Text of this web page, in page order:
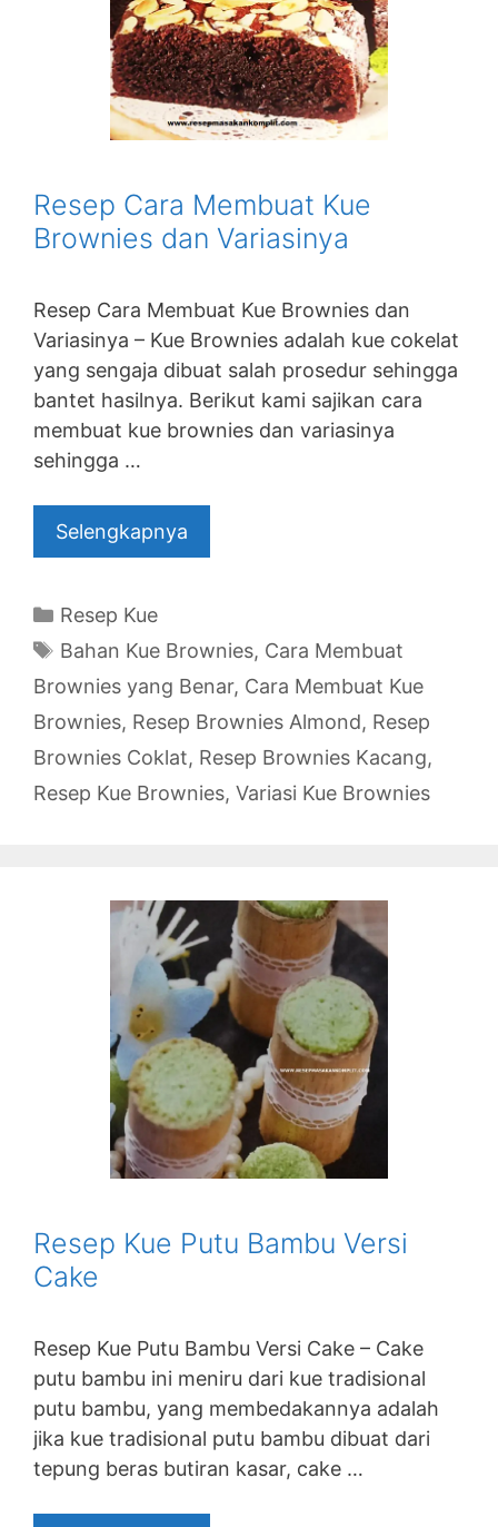
Resep Cara Membuat Kue
Brownies dan Variasinya
Resep Cara Membuat Kue Brownies dan
Variasinya – Kue Brownies adalah kue cokelat
yang sengaja dibuat salah prosedur sehingga
bantet hasilnya. Berikut kami sajikan cara
membuat kue brownies dan variasinya
sehingga …
Selengkapnya
Categories
Resep Kue
Tags
Bahan Kue Brownies, Cara Membuat
Brownies yang Benar, Cara Membuat Kue
Brownies, Resep Brownies Almond, Resep
Brownies Coklat, Resep Brownies Kacang,
Resep Kue Brownies, Variasi Kue Brownies
Resep Kue Putu Bambu Versi
Cake
Resep Kue Putu Bambu Versi Cake – Cake
putu bambu ini meniru dari kue tradisional
putu bambu, yang membedakannya adalah
jika kue tradisional putu bambu dibuat dari
tepung beras butiran kasar, cake …